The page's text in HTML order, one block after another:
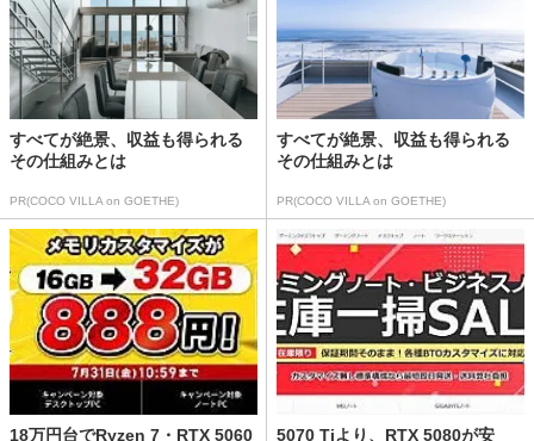
すべてが絶景、収益も得られる
その仕組みとは
PR(COCO VILLA on GOETHE)
すべてが絶景、収益も得られる
その仕組みとは
PR(COCO VILLA on GOETHE)
18万円台でRyzen 7・RTX 5060
5070 Tiより、RTX 5080が安